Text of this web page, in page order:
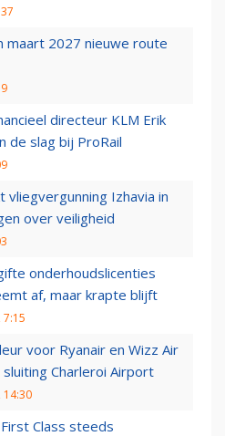
maart 2027 nieuwe route
directeur KLM Erik
de slag bij ProRail
vliegvergunning Izhavia in
over veiligheid
onderhoudslicenties
af, maar krapte blijft
7:15
voor Ryanair en Wizz Air
Charleroi Airport
14:30
Class steeds